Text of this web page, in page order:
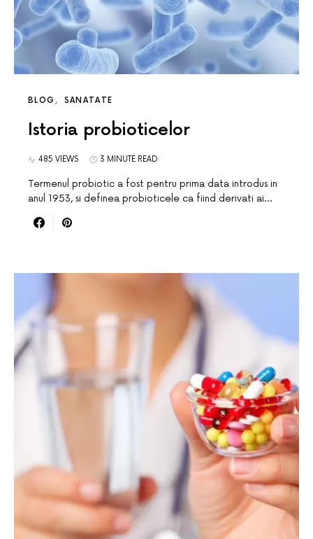
BLOG SANATATE
Istoria probioticelor
485 VIEWS 3 MINUTE READ
Termenul probiotic a fost pentru prima data introdus in
anul 1953, si definea probioticele ca fiind derivati ai…